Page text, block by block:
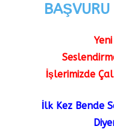
İşlerimizde
İlk Kez Bende